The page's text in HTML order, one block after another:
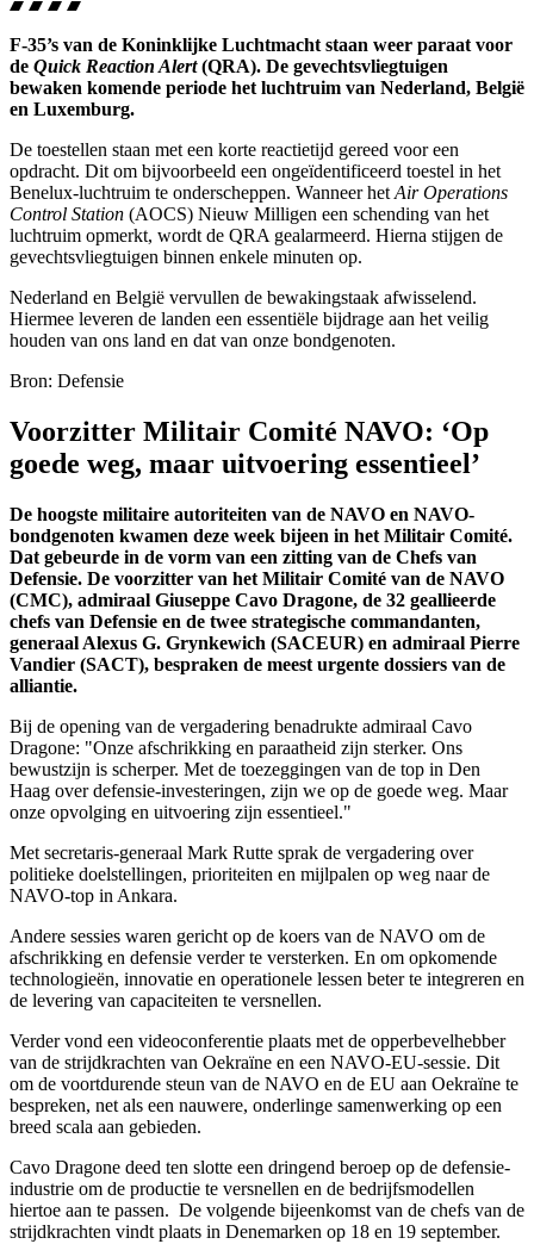
F-35’s van de Koninklijke Luchtmacht staan weer paraat voor
de Quick Reaction Alert(QRA). De gevechtsvliegtuigen
bewaken komende periode het luchtruim van Nederland, België
en Luxemburg.
De toestellen staan met een korte reactietijd gereed voor een
opdracht. Dit om bijvoorbeeld een ongeïdentificeerd toestel in het
Benelux-luchtruim te onderscheppen. Wanneer hetAir Operations
Control Station (AOCS) Nieuw Milligen een schending van het
luchtruim opmerkt, wordt de QRA gealarmeerd. Hierna stijgen de
gevechtsvliegtuigen binnen enkele minuten op.
Nederland en België vervullen de bewakingstaak afwisselend.
Hiermee leveren de landen een essentiële bijdrage aan het veilig
houden van ons land en dat van onze bondgenoten.
Bron: Defensie
Voorzitter Militair Comité NAVO: ‘Op
goede weg, maar uitvoering essentieel’
De hoogste militaire autoriteiten van de NAVO en NAVO-
bondgenoten kwamen deze week bijeen in het Militair Comité.
Dat gebeurde in de vorm van een zitting van de Chefs van
Defensie. De voorzitter van het Militair Comité van de NAVO
(CMC), admiraal Giuseppe Cavo Dragone, de 32 geallieerde
chefs van Defensie en de twee strategische commandanten,
generaal Alexus G. Grynkewich (SACEUR) en admiraal Pierre
Vandier (SACT), bespraken de meest urgente dossiers van de
alliantie.
Bij de opening van de vergadering benadrukte admiraal Cavo
Dragone: "Onze afschrikking en paraatheid zijn sterker. Ons
bewustzijn is scherper. Met de toezeggingen van de top in Den
Haag over defensie-investeringen, zijn we op de goede weg. Maar
onze opvolging en uitvoering zijn essentieel."
Met secretaris-generaal Mark Rutte sprak de vergadering over
politieke doelstellingen, prioriteiten en mijlpalen op weg naar de
NAVO-top in Ankara.
Andere sessies waren gericht op de koers van de NAVO om de
afschrikking en defensie verder te versterken. En om opkomende
technologieën, innovatie en operationele lessen beter te integreren en
de levering van capaciteiten te versnellen.
Verder vond een videoconferentie plaats met de opperbevelhebber
van de strijdkrachten van Oekraïne en een NAVO-EU-sessie. Dit
om de voortdurende steun van de NAVO en de EU aan Oekraïne te
bespreken, net als een nauwere, onderlinge samenwerking op een
breed scala aan gebieden.
Cavo Dragone deed ten slotte een dringend beroep op de defensie-
industrie om de productie te versnellen en de bedrijfsmodellen
hiertoe aan te passen. De volgende bijeenkomst van de chefs van de
strijdkrachten vindt plaats in Denemarken op 18 en 19 september.